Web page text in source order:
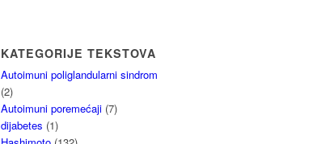
KATEGORIJE TEKSTOVA
Autoimuni poliglandularni sindrom
(2)
Autoimuni poremećaji (7)
dijabetes (1)